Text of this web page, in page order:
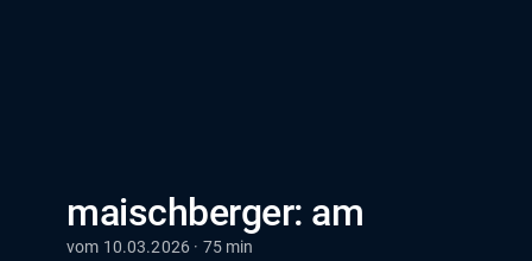
maischberger: am
vom 10.03.2026 · 75 min